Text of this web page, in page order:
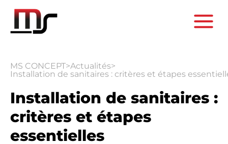
MS CONCEPT>Actualités>
Installation de sanitaires : critères et étapes
Installation de sanitaires :
critères et étapes
essentielles